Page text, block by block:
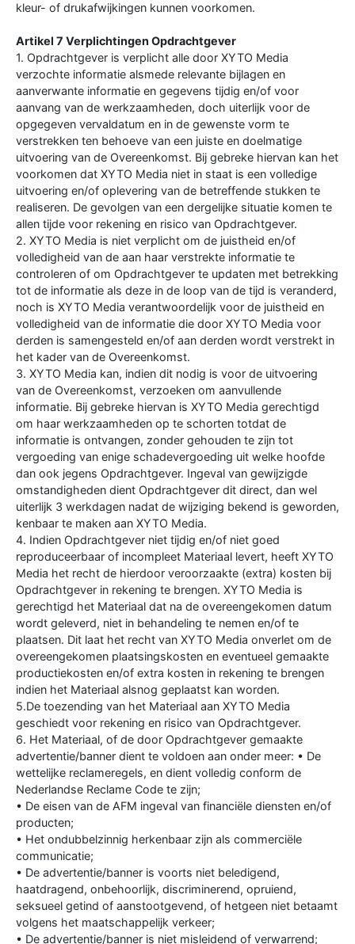
kleur- of drukafwijkingen kunnen voorkomen.
Artikel 7 Verplichtingen Opdrachtgever
1. Opdrachtgever is verplicht alle door XYTO Media
verzochte informatie alsmede relevante bijlagen en
aanverwante informatie en gegevens tijdig en/of voor
aanvang van de werkzaamheden, doch uiterlijk voor de
opgegeven vervaldatum en in de gewenste vorm te
verstrekken ten behoeve van een juiste en doelmatige
uitvoering van de Overeenkomst. Bij gebreke hiervan kan het
voorkomen dat XYTO Media niet in staat is een volledige
uitvoering en/of oplevering van de betreffende stukken te
realiseren. De gevolgen van een dergelijke situatie komen te
allen tijde voor rekening en risico van Opdrachtgever.
2. XYTO Media is niet verplicht om de juistheid en/of
volledigheid van de aan haar verstrekte informatie te
controleren of om Opdrachtgever te updaten met betrekking
tot de informatie als deze in de loop van de tijd is veranderd,
noch is XYTO Media verantwoordelijk voor de juistheid en
volledigheid van de informatie die door XYTO Media voor
derden is samengesteld en/of aan derden wordt verstrekt in
het kader van de Overeenkomst.
3. XYTO Media kan, indien dit nodig is voor de uitvoering
van de Overeenkomst, verzoeken om aanvullende
informatie. Bij gebreke hiervan is XYTO Media gerechtigd
om haar werkzaamheden op te schorten totdat de
informatie is ontvangen, zonder gehouden te zijn tot
vergoeding van enige schadevergoeding uit welke hoofde
dan ook jegens Opdrachtgever. Ingeval van gewijzigde
omstandigheden dient Opdrachtgever dit direct, dan wel
uiterlijk 3 werkdagen nadat de wijziging bekend is geworden,
kenbaar te maken aan XYTO Media.
4. Indien Opdrachtgever niet tijdig en/of niet goed
reproduceerbaar of incompleet Materiaal levert, heeft XYTO
Media het recht de hierdoor veroorzaakte (extra) kosten bij
Opdrachtgever in rekening te brengen. XYTO Media is
gerechtigd het Materiaal dat na de overeengekomen datum
wordt geleverd, niet in behandeling te nemen en/of te
plaatsen. Dit laat het recht van XYTO Media onverlet om de
overeengekomen plaatsingskosten en eventueel gemaakte
productiekosten en/of extra kosten in rekening te brengen
indien het Materiaal alsnog geplaatst kan worden.
5.De toezending van het Materiaal aan XYTO Media
geschiedt voor rekening en risico van Opdrachtgever.
6. Het Materiaal, of de door Opdrachtgever gemaakte
advertentie/banner dient te voldoen aan onder meer: • De
wettelijke reclameregels, en dient volledig conform de
Nederlandse Reclame Code te zijn;
• De eisen van de AFM ingeval van financiële diensten en/of
producten;
• Het ondubbelzinnig herkenbaar zijn als commerciële
communicatie;
• De advertentie/banner is voorts niet beledigend,
haatdragend, onbehoorlijk, discriminerend, opruiend,
seksueel getind of aanstootgevend, of hetgeen niet betaamt
volgens het maatschappelijk verkeer;
• De advertentie/banner is niet misleidend of verwarrend;